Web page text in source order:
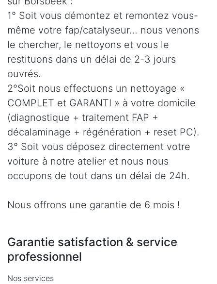
1° Soit vous démontez et remontez vous-
même votre fap/catalyseur… nous venons
le chercher, le nettoyons et vous le
restituons dans un délai de 2-3 jours
ouvrés.
2°Soit nous effectuons un nettoyage «
COMPLET et GARANTI » à votre domicile
(diagnostique + traitement FAP +
décalaminage + régénération + reset PC).
3° Soit vous déposez directement votre
voiture à notre atelier et nous nous
occupons de tout dans un délai de 24h.
Nous offrons une garantie de 6 mois !
Garantie satisfaction & service
professionnel
Nos services